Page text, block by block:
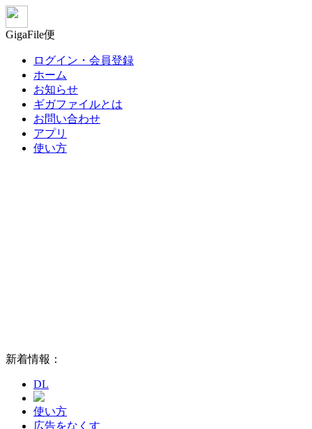
GigaFile便
ログイン・会員登録
ホーム
お知らせ
ギガファイルとは
お問い合わせ
アプリ
使い方
新着情報：
DL
使い方
広告をなくす